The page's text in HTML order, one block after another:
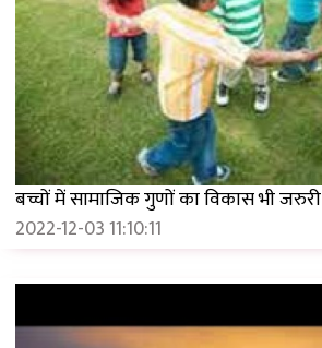
बच्चों में सामाजिक गुणों का विकास भी जरुरी
2022-12-03 11:10:11